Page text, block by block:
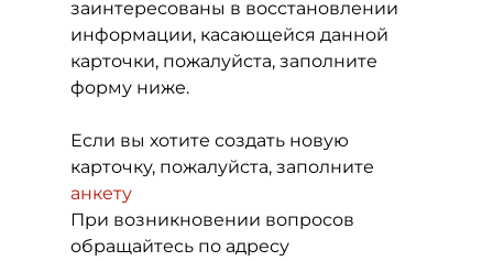
заинтересованы в восстановлении
информации, касающейся данной
карточки, пожалуйста, заполните
форму ниже.
Если вы хотите создать новую
карточку, пожалуйста, заполните
анкету
При возникновении вопросов
обращайтесь по адресу